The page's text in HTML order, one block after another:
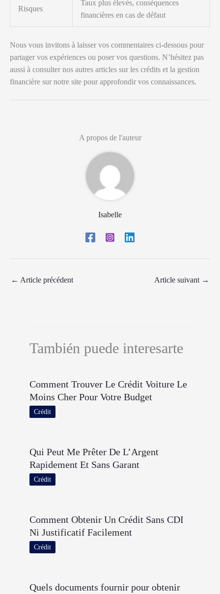
Risques
Taux plus élevés, conséquences
financières en cas de défaut
Nous vous invitons à laisser vos commentaires ci-dessous pour
partager vos expériences ou poser vos questions. N’hésitez pas
aussi à consulter nos autres articles sur les crédits et la gestion
financière sur notre site pour approfondir vos connaissances.
A propos de l'auteur
Isabelle
← Article précédent Article suivant →
También puede interesarte
Comment Trouver Le Crédit Voiture Le
Moins Cher Pour Votre Budget
Crédit
Qui Peut Me Prêter De L’Argent
Rapidement Et Sans Garant
Crédit
Comment Obtenir Un Crédit Sans CDI
Ni Justificatif Facilement
Crédit
Quels documents fournir pour obtenir